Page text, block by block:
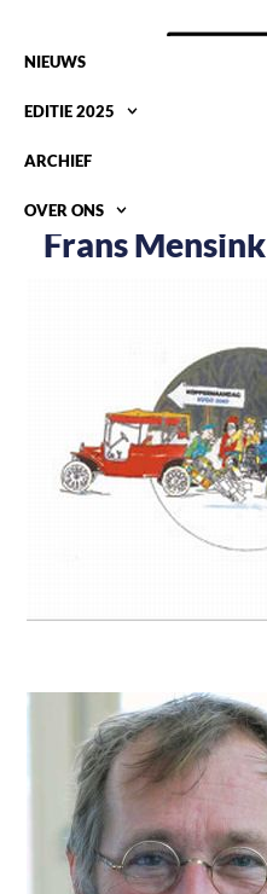
NIEUWS
EDITIE 2025
ARCHIEF
OVER ONS
Frans Mensink